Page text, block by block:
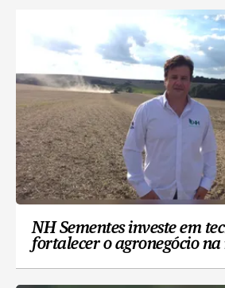
NH Sementes investe em
fortalecer o agronegócio na